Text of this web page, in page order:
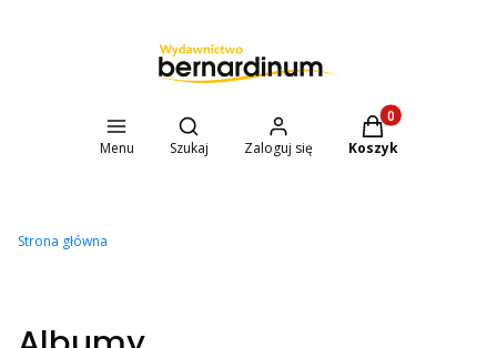
Menu
Otwórz wyszukiwarkę
Szukaj Zaloguj się
Produkty w
Koszyk
Strona główna